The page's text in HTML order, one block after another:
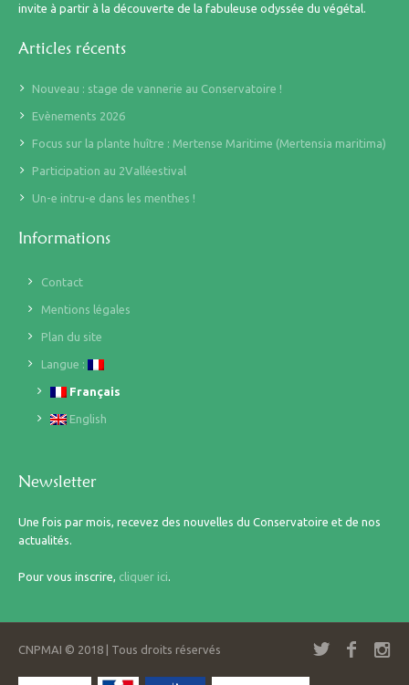
invite à partir à la découverte de la fabuleuse odyssée du végétal.
Articles récents
Nouveau : stage de vannerie au Conservatoire !
Evènements 2026
Focus sur la plante huître : Mertense Maritime (Mertensia maritima)
Participation au 2Valléestival
Un-e intru-e dans les menthes !
Informations
Contact
Mentions légales
Plan du site
Langue :
Français
English
Newsletter
Une fois par mois, recevez des nouvelles du Conservatoire et de nos
actualités.
Pour vous inscrire, cliquer ici
CNPMAI © 2018 | Tous droits réservés